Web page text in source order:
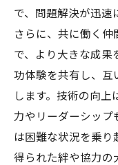
で、問題解決が迅速
さらに、共に働く
で、より大きな成果
功体験を共有し、互
します。技術の向
力やリーダーシップ
は困難な状況を乗り
得られた絆や協力の